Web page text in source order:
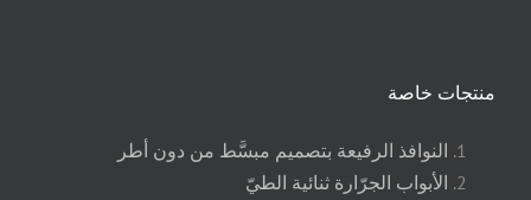
منتجات خاصة
النوافذ الرفيعة بتصميم مبسَّط من دون أطر
الأبواب الجرّارة ثنائية الطيّ